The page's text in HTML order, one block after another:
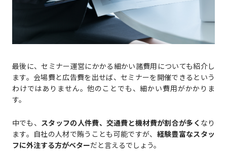
最後に、セミナー運営にかかる細かい諸費用についても紹介し
ます。会場費と広告費を出せば、セミナーを開催できるという
わけではありません。他のことでも、細かい費用がかかりま
す。
中でも、 スタッフの人件費、交通費と機材費が割合が多く なり
ます。自社の人材で賄うことも可能ですが、 経験豊富なスタッ
フに外注する方がベターだと言えるでしょう。